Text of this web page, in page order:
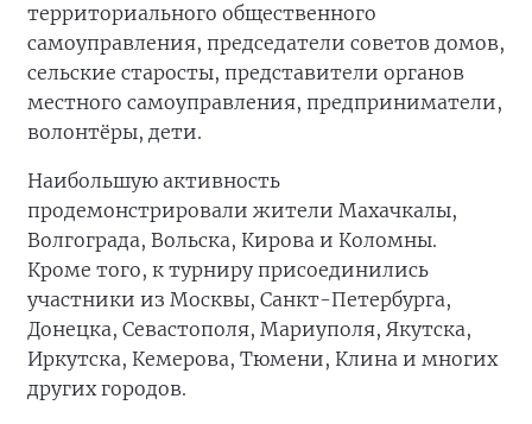
территориального общественного
самоуправления, председатели советов домов,
сельские старосты, представители органов
местного самоуправления, предприниматели,
волонтёры, дети.
Наибольшую активность
продемонстрировали жители Махачкалы,
Волгограда, Вольска, Кирова и Коломны.
Кроме того, к турниру присоединились
участники из Москвы, Санкт-Петербурга,
Донецка, Севастополя, Мариуполя, Якутска,
Иркутска, Кемерова, Тюмени, Клина и многих
других городов.